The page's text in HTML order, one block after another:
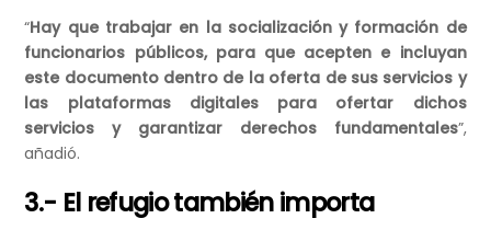
“Hay que trabajar en la socialización y formación de
funcionarios públicos, para que acepten e incluyan
este documento dentro de la oferta de sus servicios y
las plataformas digitales para ofertar dichos
servicios y garantizar derechos fundamentales”,
añadió.
3.- El refugio también importa